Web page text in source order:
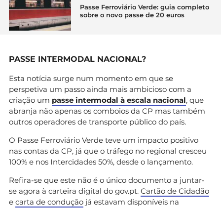
Passe Ferroviário Verde: guia completo
sobre o novo passe de 20 euros
PASSE INTERMODAL NACIONAL?
Esta notícia surge num momento em que se
perspetiva um passo ainda mais ambicioso com a
criação um passe intermodal à escala nacional, que
abranja não apenas os comboios da CP mas também
outros operadores de transporte público do país.
O Passe Ferroviário Verde teve um impacto positivo
nas contas da CP, já que o tráfego no regional cresceu
100% e nos Intercidades 50%, desde o lançamento.
Refira-se que este não é o único documento a juntar-
se agora à carteira digital do gov.pt. Cartão de Cidadão
e carta de condução já estavam disponíveis na